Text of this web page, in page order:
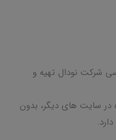
شرکت نودال تهیه و
در سایت های دیگر، بدون